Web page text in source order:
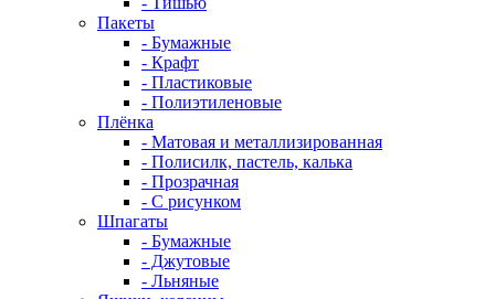
Пакеты
- Бумажные
- Крафт
- Пластиковые
- Полиэтиленовые
Плёнка
- Матовая и металлизированная
- Полисилк, пастель, калька
- Прозрачная
- С рисунком
Шпагаты
- Бумажные
- Джутовые
- Льняные